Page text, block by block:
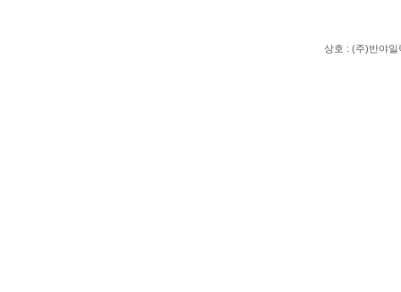
상호 : (주)반야일